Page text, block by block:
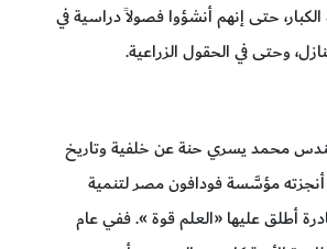
حتى إنهم أنشؤوا فصولاً دراسية في
وحتى في الحقول الزراعية.
محمد يسري حنة عن خلفية وتاريخ
أنجزته مؤسَّسة فودافون مصر لتنمية
أطلق عليها «العلم قوة ». ففي عام